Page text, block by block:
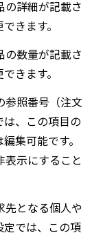
の詳細が記載さ
きます。
の数量が記載さ
きます。
参照番号（注文
、この項目の
集可能です。
示にすること
先となる個人や
定では、この項